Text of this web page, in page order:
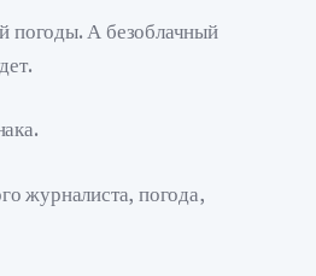
погоды. А безоблачный
журналиста, погода,